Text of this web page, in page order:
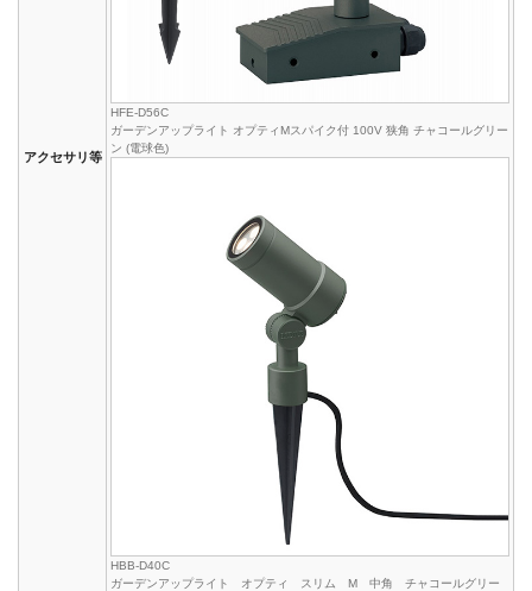
アクセサリ等
HFE-D56C
ガーデンアップライト オプティMスパイク付 100V 狭角 チャコールグリー
ン (電球色)
HBB-D40C
ガーデンアップライト オプティ スリム M 中角 チャコールグリー